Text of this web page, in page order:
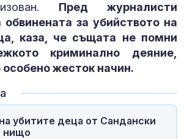
Пред журналисти
обвинената за убийството на
каза, че същата не помни
криминално деяние,
жесток начин.
убитите деца от Сандански
нищо